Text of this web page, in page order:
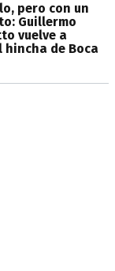
pero con un
Guillermo
vuelve a
hincha de Boca